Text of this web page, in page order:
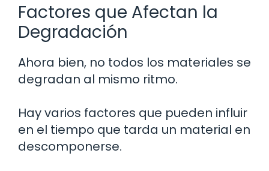
Factores que Afectan la
Degradación
Ahora bien, no todos los materiales se
degradan al mismo ritmo.
Hay varios factores que pueden influir
en el tiempo que tarda un material en
descomponerse.